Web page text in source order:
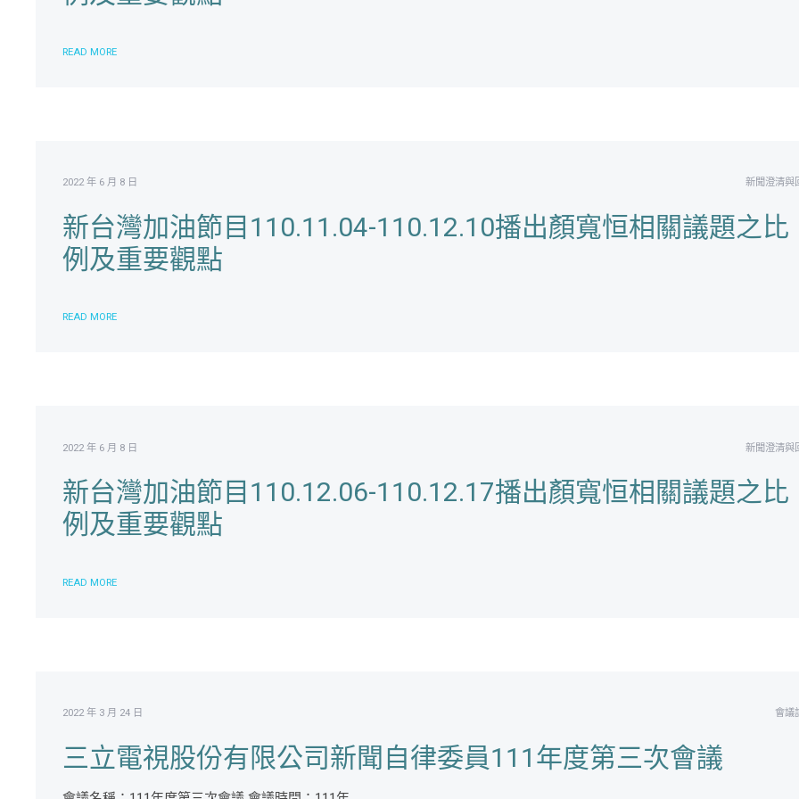
READ MORE
2022 年 6 月 8 日 新聞澄清與
新台灣加油節目110.11.04-110.12.10播出顏寬恒相關議題之比
例及重要觀點
READ MORE
2022 年 6 月 8 日 新聞澄清與
新台灣加油節目110.12.06-110.12.17播出顏寬恒相關議題之比
例及重要觀點
READ MORE
2022 年 3 月 24 日 會議
三立電視股份有限公司新聞自律委員111年度第三次會議